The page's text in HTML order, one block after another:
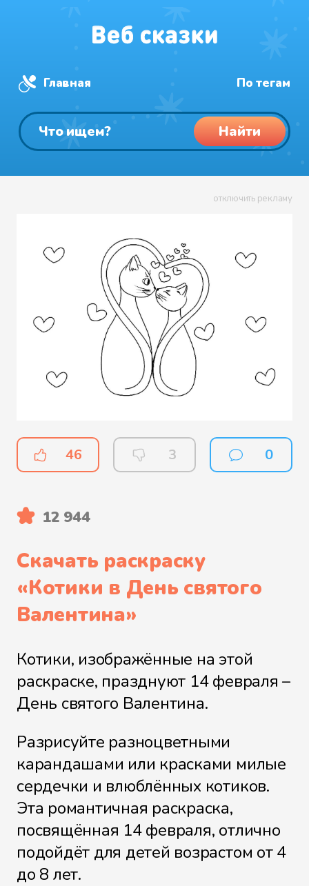
Главная По тегам
Найти
отключить рекламу
46 3 0
12 944
Скачать раскраску
«Котики в День святого
Валентина»
Котики, изображённые на этой
раскраске, празднуют 14 февраля –
День святого Валентина.
Разрисуйте разноцветными
карандашами или красками милые
сердечки и влюблённых котиков.
Эта романтичная раскраска,
посвящённая 14 февраля, отлично
подойдёт для детей возрастом от 4
до 8 лет.